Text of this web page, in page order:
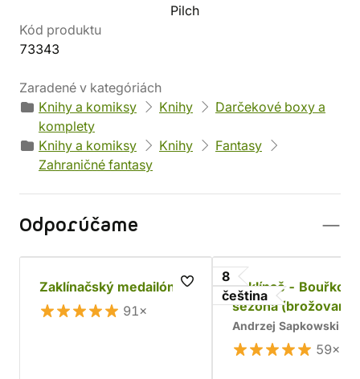
Pilch
Kód produktu
73343
Zaradené v kategóriách
Knihy a komiksy
Knihy
Darčekové boxy a
komplety
Knihy a komiksy
Knihy
Fantasy
Zahraničné fantasy
Odporúčame
Zaklínačský medailón
91×
8
čeština
Zaklínač - Bouřková
sezóna (brožovaná)
Andrzej Sapkowski
59×